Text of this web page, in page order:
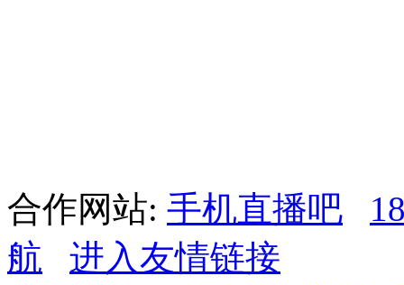
合作网站: 手机直播吧
航
进入友情链接